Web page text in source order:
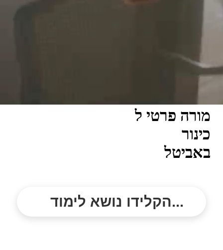
מורה פרטי ל
כינור
באביטל
הקלידו נושא לימוד...